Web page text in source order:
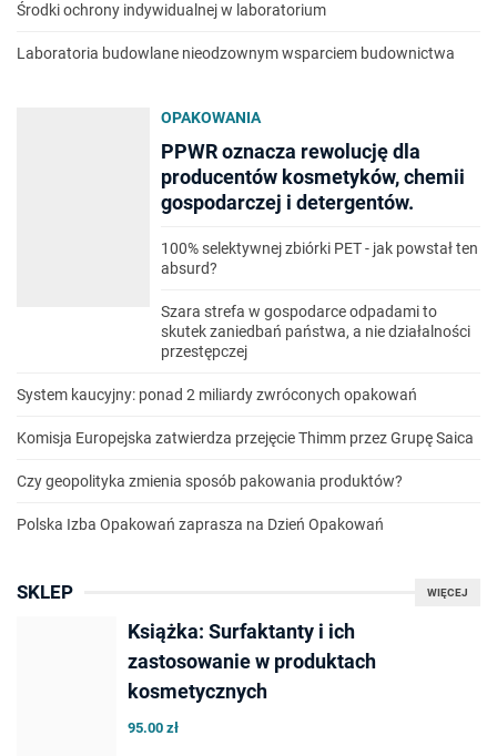
Środki ochrony indywidualnej w laboratorium
Laboratoria budowlane nieodzownym wsparciem budownictwa
OPAKOWANIA
PPWR oznacza rewolucję dla
producentów kosmetyków, chemii
gospodarczej i detergentów.
100% selektywnej zbiórki PET - jak powstał ten
absurd?
Szara strefa w gospodarce odpadami to
skutek zaniedbań państwa, a nie działalności
przestępczej
System kaucyjny: ponad 2 miliardy zwróconych opakowań
Komisja Europejska zatwierdza przejęcie Thimm przez Grupę Saica
Czy geopolityka zmienia sposób pakowania produktów?
Polska Izba Opakowań zaprasza na Dzień Opakowań
WIĘCEJ
SKLEP
Książka: Surfaktanty i ich
zastosowanie w produktach
kosmetycznych
95.00 zł